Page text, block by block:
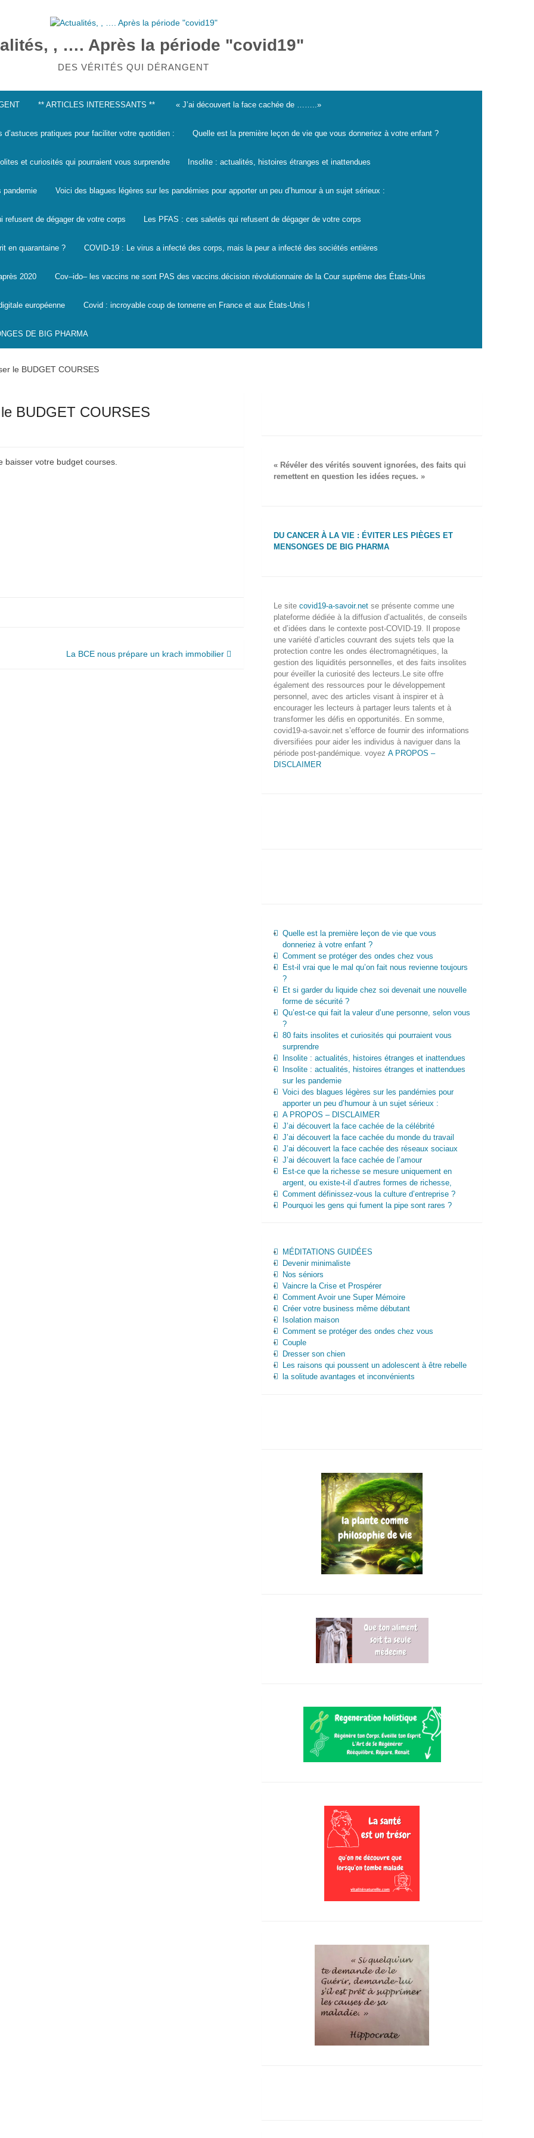
, …. Après la période "covid19"
DES VÉRITÉS QUI DÉRANGENT
** ARTICLES INTERESSANTS ** « J’ai découvert la face cachée de ……..»
d’astuces pratiques pour faciliter votre quotidien : Quelle est la première leçon de vie que vous donneriez à votre enfant ?
et curiosités qui pourraient vous surprendre Insolite : actualités, histoires étranges et inattendues
pandemie Voici des blagues légères sur les pandémies pour apporter un peu d’humour à un sujet sérieux :
refusent de dégager de votre corps Les PFAS : ces saletés qui refusent de dégager de votre corps
en quarantaine ? COVID-19 : Le virus a infecté des corps, mais la peur a infecté des sociétés entières
2020 Cov–ido– les vaccins ne sont PAS des vaccins.décision révolutionnaire de la Cour suprême des États-Unis
européenne Covid : incroyable coup de tonnerre en France et aux États-Unis !
DE BIG PHARMA
le BUDGET COURSES
BUDGET COURSES
baisser votre budget courses.
La BCE nous prépare un krach immobilier
« Révéler des vérités souvent ignorées, des faits qui
remettent en question les idées reçues. »
DU CANCER À LA VIE : ÉVITER LES PIÈGES ET
MENSONGES DE BIG PHARMA
Le site covid19-a-savoir.netse présente comme une
plateforme dédiée à la diffusion d’actualités, de conseils
et d’idées dans le contexte post-COVID-19. Il propose
une variété d’articles couvrant des sujets tels que la
protection contre les ondes électromagnétiques, la
gestion des liquidités personnelles, et des faits insolites
pour éveiller la curiosité des lecteurs.Le site offre
également des ressources pour le développement
personnel, avec des articles visant à inspirer et à
encourager les lecteurs à partager leurs talents et à
transformer les défis en opportunités. En somme,
covid19-a-savoir.net s’efforce de fournir des informations
diversifiées pour aider les individus à naviguer dans la
période post-pandémique. voyez A PROPOS –
DISCLAIMER
Quelle est la première leçon de vie que vous
donneriez à votre enfant ?
Comment se protéger des ondes chez vous
Est-il vrai que le mal qu’on fait nous revienne toujours
?
Et si garder du liquide chez soi devenait une nouvelle
forme de sécurité ?
Qu’est-ce qui fait la valeur d’une personne, selon vous
?
80 faits insolites et curiosités qui pourraient vous
surprendre
Insolite : actualités, histoires étranges et inattendues
Insolite : actualités, histoires étranges et inattendues
sur les pandemie
Voici des blagues légères sur les pandémies pour
apporter un peu d’humour à un sujet sérieux :
A PROPOS – DISCLAIMER
J’ai découvert la face cachée de la célébrité
J’ai découvert la face cachée du monde du travail
J’ai découvert la face cachée des réseaux sociaux
J’ai découvert la face cachée de l’amour
Est-ce que la richesse se mesure uniquement en
argent, ou existe-t-il d’autres formes de richesse,
Comment définissez-vous la culture d’entreprise ?
Pourquoi les gens qui fument la pipe sont rares ?
MÉDITATIONS GUIDÉES
Devenir minimaliste
Nos séniors
Vaincre la Crise et Prospérer
Comment Avoir une Super Mémoire
Créer votre business même débutant
Isolation maison
Comment se protéger des ondes chez vous
Couple
Dresser son chien
Les raisons qui poussent un adolescent à être rebelle
la solitude avantages et inconvénients